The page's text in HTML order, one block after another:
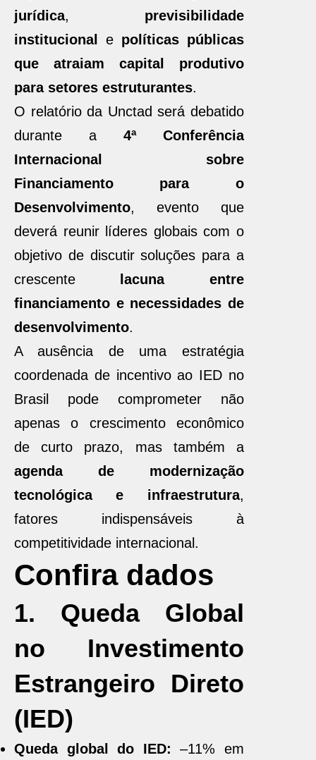
jurídica, previsibilidade
institucional
e políticas públicas
que atraiam capital produtivo
para setores estruturantes.
O relatório da Unctad será debatido
durante a 4ª Conferência
Internacional sobre
Financiamento para o
Desenvolvimento, evento que
deverá reunir líderes globais com o
objetivo de discutir soluções para a
crescente
lacuna entre
financiamento e necessidades de
desenvolvimento.
A ausência de uma estratégia
coordenada de incentivo ao IED no
Brasil pode comprometer não
apenas o crescimento econômico
de curto prazo, mas também a
agenda de modernização
tecnológica e infraestrutura,
fatores indispensáveis à
competitividade internacional.
Confira dados
1. Queda Global
no Investimento
Estrangeiro Direto
(IED)
Queda global do IED: –11% em